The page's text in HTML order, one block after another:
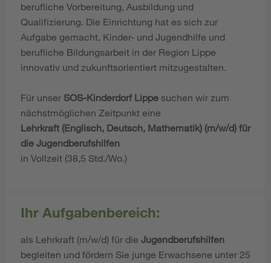
berufliche Vorbereitung, Ausbildung und
Qualifizierung. Die Einrichtung hat es sich zur
Aufgabe gemacht, Kinder- und Jugendhilfe und
berufliche Bildungsarbeit in der Region Lippe
innovativ und zukunftsorientiert mitzugestalten.
Für unser SOS-Kinderdorf Lippe suchen wir zum
nächstmöglichen Zeitpunkt eine
Lehrkraft (Englisch, Deutsch, Mathematik) (m/w/d) für
die Jugendberufshilfen
in Vollzeit (38,5 Std./Wo.)
Ihr Aufgabenbereich:
als Lehrkraft (m/w/d) für die Jugendberufshilfen
begleiten und fördern Sie junge Erwachsene unter 25